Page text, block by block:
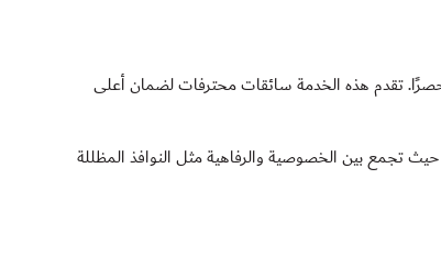
تقدم هذه الخدمة سائقات محترفات لضمان أعلى
تجمع بين الخصوصية والرفاهية مثل النوافذ المظللة